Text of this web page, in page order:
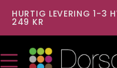
HURTIG LEVERING 1-3
249 KR